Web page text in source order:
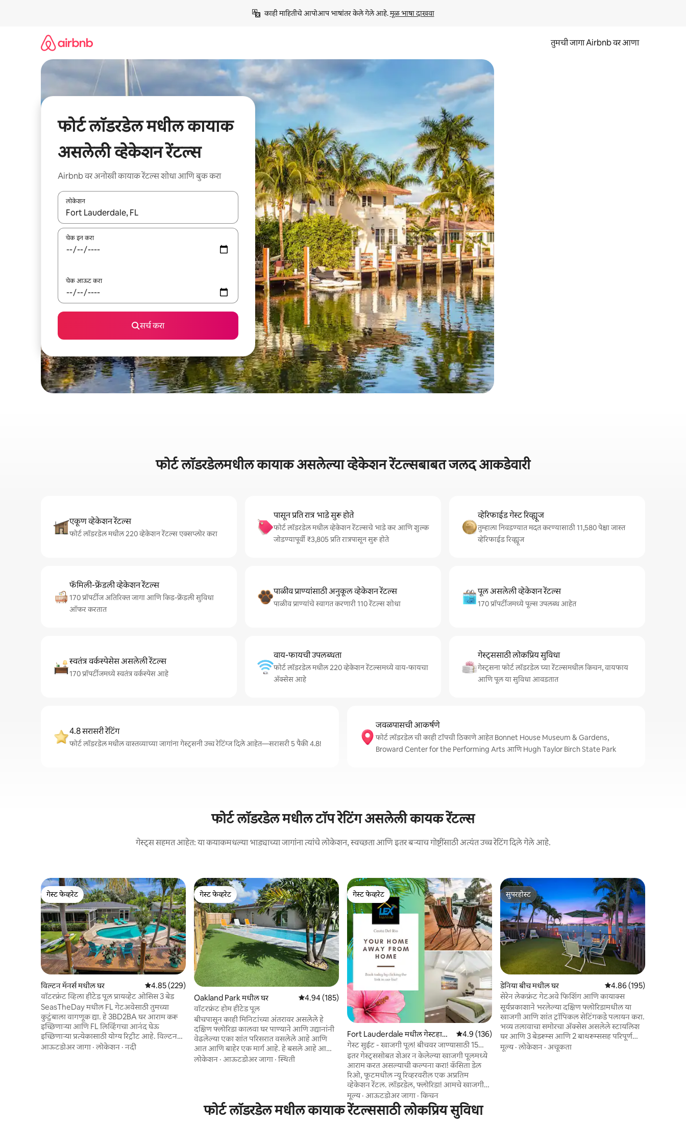
काही माहितीचे आपोआप भाषांतर केले गेले आहे. मूळ भाषा दाखवा
तुमची जागा Airbnb वर आणा
फोर्ट लॉडरडेल मधील कायाक
असलेली व्हेकेशन रेंटल्स
Airbnb वर अनोखी कायाक रेंटल्स शोधा आणि बुक करा
लोकेशन
जेव्हा परिणाम उपलब्ध असतील, तेव्हा वरच्या आणि खाली बाणांच्या किजसह नेव्हिगेट करा किंवा स्पर्शाने स्वाइप जेश्चर्स वापरून एक्सप्लोर करा.
चेक इन करा
चेक आऊट करा
सर्च करा
फोर्ट लॉडरडेलमधील कायाक असलेल्या व्हेकेशन रेंटल्सबाबत जलद आकडेवारी
एकूण व्हेकेशन रेंटल्स
फोर्ट लॉडरडेल मधील 220 व्हेकेशन रेंटल्स एक्सप्लोर करा
पासून प्रति रात्र भाडे सुरू होते
फोर्ट लॉडरडेल मधील व्हेकेशन रेंटल्सचे भाडे कर आणि शुल्क
जोडण्यापूर्वी ₹3,805 प्रति रात्रपासून सुरू होते
व्हेरिफाईड गेस्ट रिव्ह्यूज
तुम्हाला निवडण्यात मदत करण्यासाठी 11,580 पेक्षा जास्त
व्हेरिफाईड रिव्ह्यूज
फॅमिली-फ्रेंडली व्हेकेशन रेंटल्स
170 प्रॉपर्टीज अतिरिक्त जागा आणि किड-फ्रेंडली सुविधा
ऑफर करतात
पाळीव प्राण्यांसाठी अनुकूल व्हेकेशन रेंटल्स
पाळीव प्राण्यांचे स्वागत करणारी 110 रेंटल्स शोधा
पूल असलेली व्हेकेशन रेंटल्स
170 प्रॉपर्टीजमध्ये पूल्स उपलब्ध आहेत
स्वतंत्र वर्कस्पेसेस असलेली रेंटल्स
170 प्रॉपर्टीजमध्ये स्वतंत्र वर्कस्पेस आहे
वाय-फायची उपलब्धता
फोर्ट लॉडरडेल मधील 220 व्हेकेशन रेंटल्समध्ये वाय-फायचा
अ‍ॅक्सेस आहे
गेस्ट्ससाठी लोकप्रिय सुविधा
गेस्ट्सना फोर्ट लॉडरडेल च्या रेंटल्समधील किचन, वायफाय
आणि पूल या सुविधा आवडतात
4.8 सरासरी रेटिंग
फोर्ट लॉडरडेल मधील वास्तव्याच्या जागांना गेस्ट्सनी उच्च रेटिंग्ज दिले आहेत—सरासरी 5 पैकी 4.8!
जवळपासची आकर्षणे
फोर्ट लॉडरडेल ची काही टॉपची ठिकाणे आहेत Bonnet House Museum & Gardens,
Broward Center for the Performing Arts आणि Hugh Taylor Birch State Park
फोर्ट लॉडरडेल मधील टॉप रेटिंग असलेली कायक रेंटल्स
गेस्ट्स सहमत आहेत: या कयाकमधल्या भाड्याच्या जागांना त्यांचे लोकेशन, स्वच्छता आणि इतर बऱ्याच गोष्टींसाठी अत्यंत उच्च रेटिंग दिले गेले आहे.
गेस्ट फेव्हरेट
गेस्ट फेव्हरेट
विल्टन मॅनर्स मधील घर 5 पैकी 4.85 सरासरी रेटिंग, 229 रिव्ह्यूज
4.85 (229)
वॉटरफ्रंट व्हिला हीटेड पूल प्रायव्हेट ओसिस 3 बेड
SeasTheDay मधील FL गेटअवेसाठी तुमच्या
कुटुंबाला वागणूक द्या. हे 3BD2BA घर आराम करू
इच्छिणाऱ्या आणि FL लिव्हिंगचा आनंद घेऊ
इच्छिणाऱ्या प्रत्येकासाठी योग्य रिट्रीट आहे. विल्टन
मॅनर्स “SeasTheDay” मध्ये स्थित, आरामदायी
आऊटडोअर जागा ·लोकेशन ·नदी
गेस्ट फेव्हरेट
गेस्ट फेव्हरेट
Oakland Park मधील घर 5 पैकी 4.94 सरासरी रेटिंग, 185 रिव्ह्यूज
4.94 (185)
वॉटरफ्रंट होम हीटेड पूल
बीचपासून काही मिनिटांच्या अंतरावर असलेले हे
दक्षिण फ्लोरिडा कालवा घर पाण्याने आणि उद्यानांनी
वेढलेल्या एका शांत परिसरात वसलेले आहे आणि
आत आणि बाहेर एक मार्ग आहे. हे बसले आहे आणि
त्याच्या स्वतःच्या खाजगी रस्त्यावरील कूल - डी -
परिसरातील उद्यानांमध्ये बीच व्हॉलीबॉल,
बास्केटबॉल, निसर्गरम्य ट्रेल्स, व्यायामाचे मार्ग आणि
लोकेशन · आऊटडोअर जागा ·स्थिती
गेस्ट फेव्हरेट
गेस्ट फेव्हरेट
Fort Lauderdale मधील गेस्टहाऊ
स
5 पैकी 4.9 सरासरी रेटिंग, 136 रिव्ह्यूज
4.9 (136)
गेस्ट सुईट - खाजगी पूल! बीचवर जाण्यासाठी 15
मिनिटे
इतर गेस्ट्ससोबत शेअर न केलेल्या खाजगी पूलमध्ये
आराम करत असल्याची कल्पना करा! कॅसिता डेल
रिओ, फूटमधील न्यू रिव्हरवरील एक अप्रतिम
व्हेकेशन रेंटल. लॉडरडेल, फ्लोरिडा! आमचे खाजगी
गेस्ट सुईट मुख्य घराशी जोडलेले आहे परंतु तुमच्या
सुईट आणि मुख्य घरामध्ये कोणताही प्रवेश नाही.
गेस्ट्सच्या वास्तव्यादरम्यान मालक पूल ॲक्सेस करत
मूल्य· आऊटडोअर जागा ·किचन
सुपरहोस्ट
सुपरहोस्ट
डेनिया बीच मधील घर 5 पैकी 4.86 सरासरी रेटिंग,
4.86 (195)
सेरेन लेकफ्रंट गेटअवे फिशिंग आणि कायाक्स
सूर्यप्रकाशाने भरलेल्या दक्षिण फ्लोरिडामधील या
खाजगी आणि शांत ट्रॉपिकल सेटिंगकडे पलायन करा.
भव्य तलावाचा समोरचा ॲक्सेस असलेले स्टायलिश
घर आणि 3 बेडरूम्स आणि 2 बाथरूम्ससह परिपूर्ण
कौटुंबिक सुट्टीसाठी व्ह्यू. ताज्या पाण्याच्या तलावासह
खाजगी बॅकयार्ड जिथे तुम्ही पोहणे, कयाकिंग,
मूल्य·लोकेशन · अचूकता
फोर्ट लॉडरडेल मधील कायाक रेंटल्ससाठी लोकप्रिय सुविधा